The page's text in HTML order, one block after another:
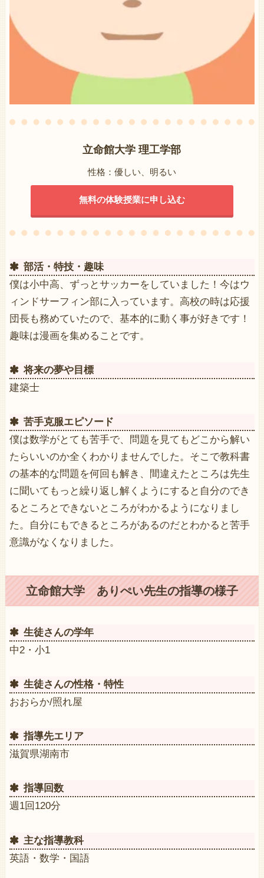
立命館大学 理工学部
性格：優しい、明るい
無料の体験授業に申し込む
部活・特技・趣味
僕は小中高、ずっとサッカーをしていました！今はウ
ィンドサーフィン部に入っています。高校の時は応援
団長も務めていたので、基本的に動く事が好きです！
趣味は漫画を集めることです。
将来の夢や目標
建築士
苦手克服エピソード
僕は数学がとても苦手で、問題を見てもどこから解い
たらいいのか全くわかりませんでした。そこで教科書
の基本的な問題を何回も解き、間違えたところは先生
に聞いてもっと繰り返し解くようにすると自分のでき
るところとできないところがわかるようになりまし
た。自分にもできるところがあるのだとわかると苦手
意識がなくなりました。
立命館大学 ありぺい先生の指導の様子
生徒さんの学年
中2・小1
生徒さんの性格・特性
おおらか/照れ屋
指導先エリア
滋賀県湖南市
指導回数
週1回120分
主な指導教科
英語・数学・国語